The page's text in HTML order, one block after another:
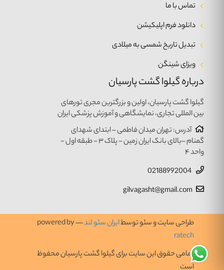
درباره گیلوا گشت پارسیان
گیلوا گشت پارسیان، اولین و بزرگترین مجری تورهای
بین المللی تجاری، نمایشگاهی و آموزش پزشکی ایران
آدرس: تهران میدان فاطمی – ابتدای شهدای
گمنام –بالای بانک ایران زمین - پلاک ۳ - طبقه اول -
واحد ۴
gilvagasht@gmail.com
تماس با ما
دانلود فرم اپلیکیشن
تبدیل تاریخ شمسی به میلادی
ویزای شینگن
طراحی سایت و سئو توسطایران سئو لند— powered by
ratech
تمامی حقوق این سایت برای گیلوا گشت پارسیان محفوظ
است